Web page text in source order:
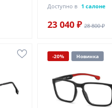
Доступно в 1 салоне
23 040 ₽ 28 800 ₽
-20% Новинка